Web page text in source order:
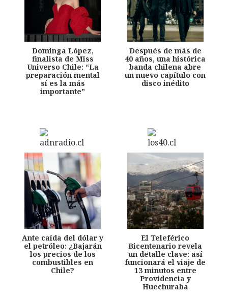
Dominga López,
finalista de Miss
Universo Chile: “La
preparación mental
sí es la más
importante”
Después de más de
40 años, una histórica
banda chilena abre
un nuevo capítulo con
disco inédito
Ante caída del dólar y
el petróleo: ¿Bajarán
los precios de los
combustibles en
Chile?
El Teleférico
Bicentenario revela
un detalle clave: así
funcionará el viaje de
13 minutos entre
Providencia y
Huechuraba